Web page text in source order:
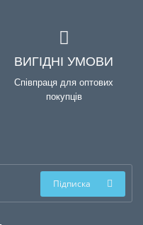
ВИГІДНІ УМОВИ
Співпраця для оптових
покупців
Підписка